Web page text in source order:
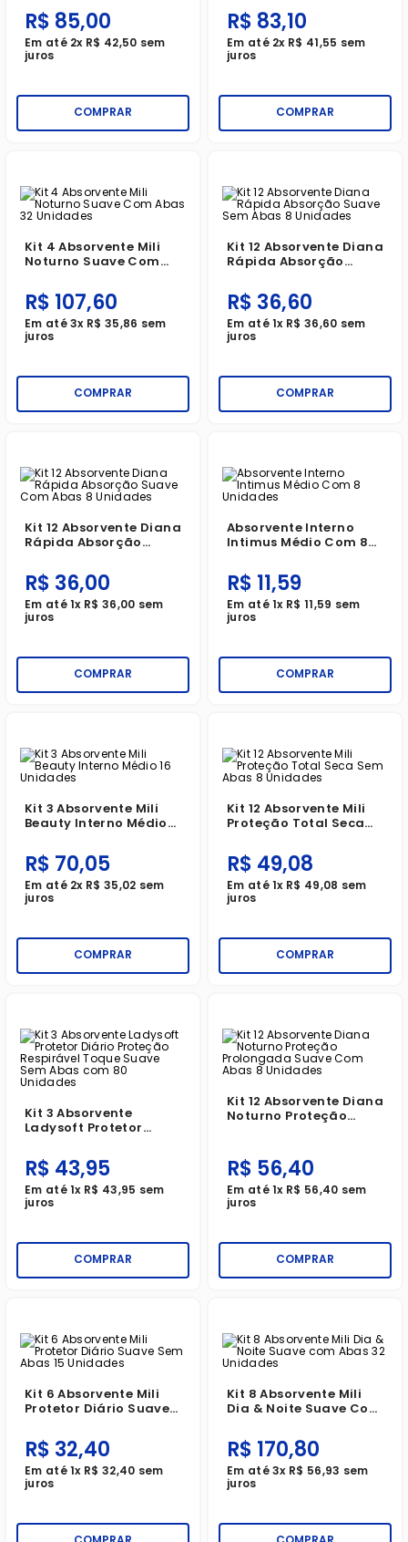
Suave Com Abas 16
Unidades
R$ 85,00
Em até 2x R$ 42,50 sem
juros
COMPRAR
R$ 83,10
Em até 2x R$ 41,55 sem
juros
COMPRAR
Kit 4 Absorvente Mili
Noturno Suave Com
R$ 107,60
Em até3x R$ 35,86 sem
juros
COMPRAR
Kit 12 Absorvente Diana
Rápida Absorção
Unidades
R$ 36,60
Em até1x R$ 36,60 sem
juros
COMPRAR
Kit 12 Absorvente Diana
Rápida Absorção
Unidades
R$ 36,00
Em até1x R$ 36,00 sem
juros
COMPRAR
Absorvente Interno
Intimus Médio Com 8
R$ 11,59
Em até1x R$ 11,59 sem
juros
COMPRAR
Kit 3 Absorvente Mili
Beauty Interno Médio
R$ 70,05
Em até 2x R$ 35,02 sem
juros
COMPRAR
Kit 12 Absorvente Mili
Proteção Total Seca
R$ 49,08
Em até1x R$ 49,08 sem
juros
COMPRAR
Kit 3 Absorvente
Ladysoft Protetor
Respirável Toque
Suave Sem Abas Com
80 Unidades
R$ 43,95
Em até1x R$ 43,95 sem
juros
COMPRAR
Kit 12 Absorvente Diana
Noturno Proteção
R$ 56,40
Em até1x R$ 56,40 sem
juros
COMPRAR
Kit 6 Absorvente Mili
Protetor Diário Suave
R$ 32,40
Em até1x R$ 32,40 sem
juros
Kit 8 Absorvente Mili
Dia & Noite Suave Com
R$ 170,80
Em até3x R$ 56,93 sem
juros